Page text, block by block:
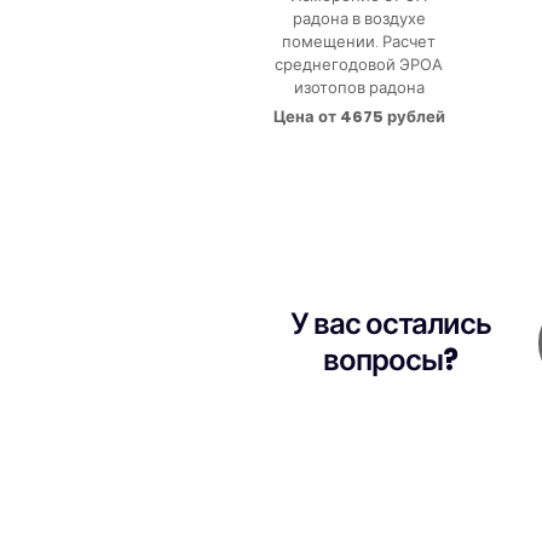
радона в воздухе
помещении. Расчет
среднегодовой ЭРОА
изотопов радона
Цена от 4675 рублей
У вас остались
вопросы?